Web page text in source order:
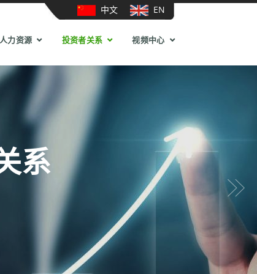
中文 EN
人力资源 投资者关系 视频中心
系
Next